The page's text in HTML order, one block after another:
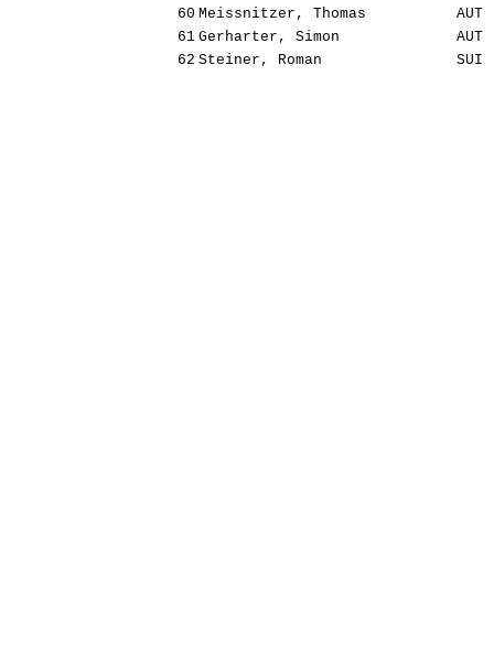
60 Meissnitzer, Thomas
AUT
61 Gerharter, Simon
AUT
62 Steiner, Roman SUI